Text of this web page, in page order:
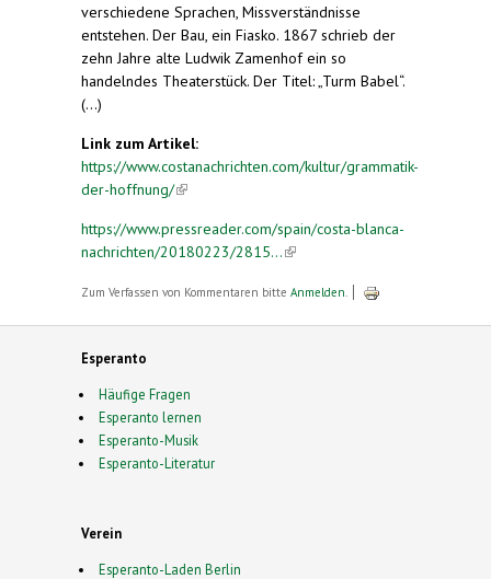
verschiedene Sprachen, Missverständnisse
entstehen. Der Bau, ein Fiasko. 1867 schrieb der
zehn Jahre alte Ludwik Zamenhof ein so
handelndes Theaterstück. Der Titel: „Turm Babel“.
(...)
Link zum Artikel:
https://www.costanachrichten.com/kultur/grammatik-
der-hoffnung/(link is external)
https://www.pressreader.com/spain/costa-blanca-
nachrichten/20180223/2815...(link is external)
Zum Verfassen von Kommentaren bitte Anmelden
Esperanto
Häufige Fragen
Esperanto lernen
Esperanto-Musik
Esperanto-Literatur
Verein
Esperanto-Laden Berlin